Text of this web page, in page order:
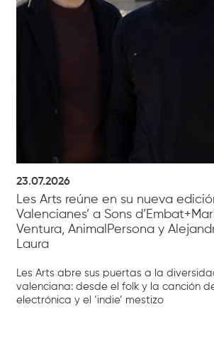
23.07.2026
Les Arts reúne en su nueva
Valencianes’ a Sons
Ventura, AnimalPersona y
Laura
Les Arts abre sus puertas a la
valenciana: desde el folk y la canción
electrónica y el ‘indie’ mestizo